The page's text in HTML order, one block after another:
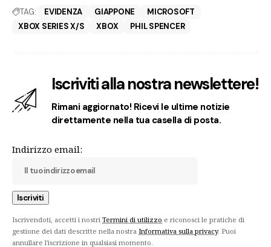
TAG: EVIDENZA GIAPPONE
MICROSOFT
XBOX SERIES X/S
XBOX PHIL SPENCER
Iscriviti alla nostra newslettere!
Rimani aggiornato! Ricevi le ultime notizie
direttamente nella tua casella di posta.
Indirizzo email:
Iscrivendoti, accetti i nostri Termini di utilizzo e riconosci le pratiche di
gestione dei dati descritte nella nostra Informativa sulla privacy. Puoi
annullare l'iscrizione in qualsiasi momento.